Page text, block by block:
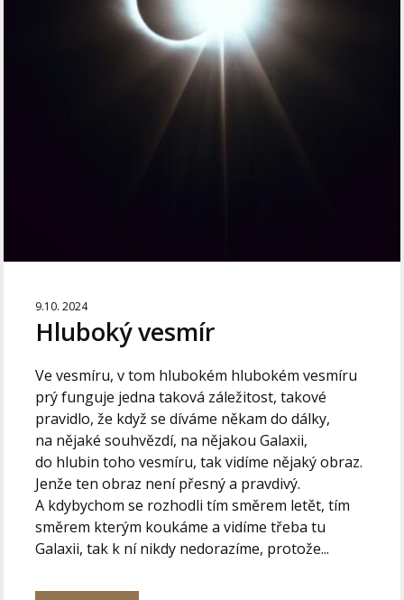
9.10. 2024
Hluboký vesmír
Ve vesmíru, v tom hlubokém hlubokém vesmíru
prý funguje jedna taková záležitost, takové
pravidlo, že když se díváme někam do dálky,
na nějaké souhvězdí, na nějakou Galaxii,
do hlubin toho vesmíru, tak vidíme nějaký obraz.
Jenže ten obraz není přesný a pravdivý.
A kdybychom se rozhodli tím směrem letět, tím
směrem kterým koukáme a vidíme třeba tu
Galaxii, tak k ní nikdy nedorazíme, protože...